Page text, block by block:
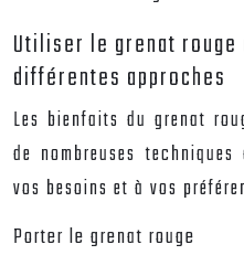
Utiliser le grenat
différentes approches
Les bienfaits du grenat
de nombreuses
vos besoins et à vos
Porter le grenat rouge